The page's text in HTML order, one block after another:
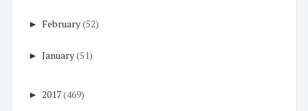
► February(52)
► January(51)
► 2017(469)